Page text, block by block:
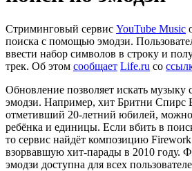
Стриминговый сервис YouTube Music
поиска с помощью эмодзи.
ввести набор символов в строку и
трек. Об этом сообщает Life.ru со
Обновление позволяет искать
эмодзи. Например, хит Бритни Спирс
отметивший 20-летний юбилей,
ребёнка и единицы. Если вбить в
то сервис найдёт композицию
взорвавшую хит-парады в 2010 году.
эмодзи доступна для всех